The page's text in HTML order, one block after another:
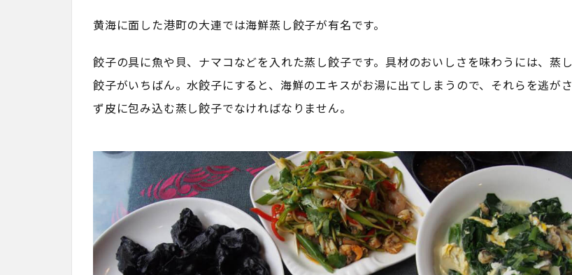
黄海に面した港町の大連では海鮮蒸し餃子が有名です。
餃子の具に魚や貝、ナマコなどを入れた蒸し餃子です。具材のおいしさを味わうには、蒸し
餃子がいちばん。水餃子にすると、海鮮のエキスがお湯に出てしまうので、それらを逃がさ
ず皮に包み込む蒸し餃子でなければなりません。